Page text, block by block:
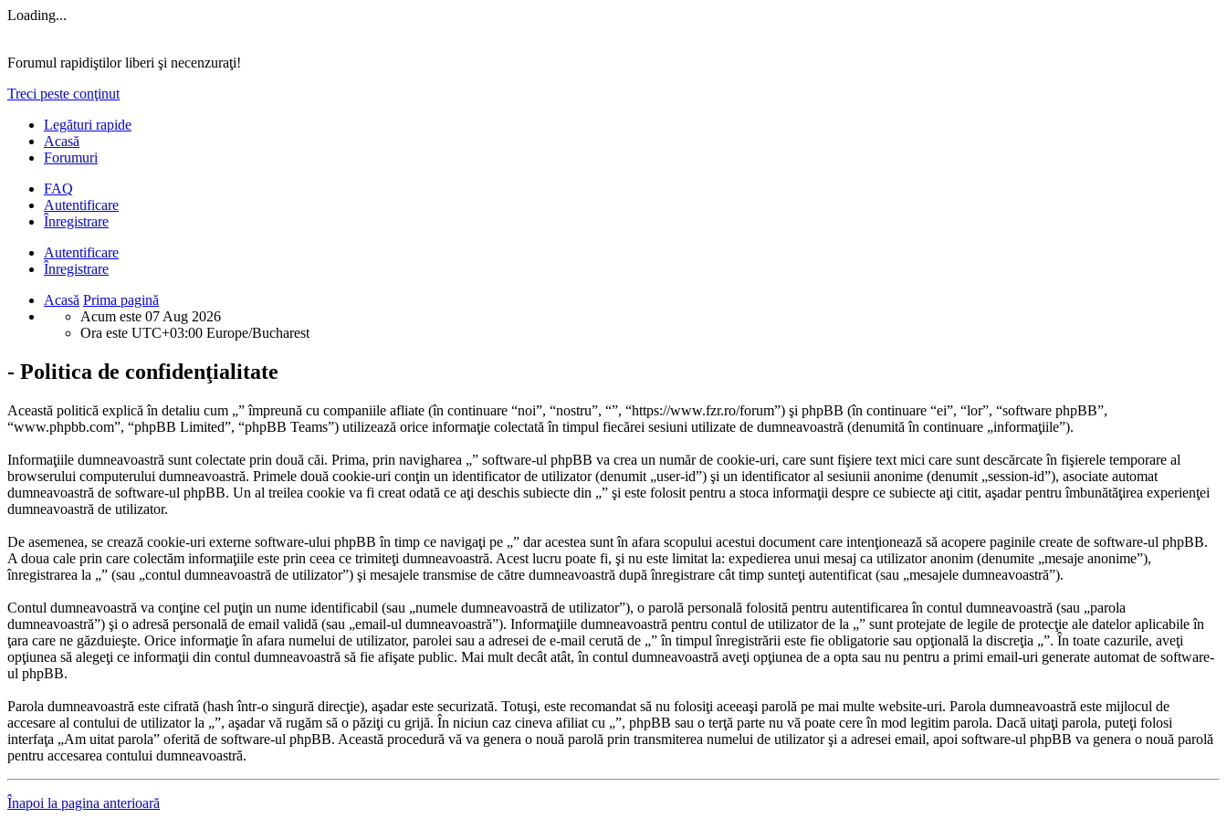
Loading...
Forumul rapidiştilor liberi şi necenzuraţi!
Treci peste conţinut
Legături rapide
Acasă
Forumuri
FAQ
Autentificare
Înregistrare
Autentificare
Înregistrare
Acasă Prima pagină
Acum este 07 Aug 2026
Ora este UTC+03:00 Europe/Bucharest
- Politica de confidenţialitate
Această politică explică în detaliu cum „” împreună cu companiile afliate (în continuare “noi”, “nostru”, “”, “https://www.fzr.ro/forum”) şi phpBB (în continuare “ei”, “lor”, “software phpBB”,
“www.phpbb.com”, “phpBB Limited”, “phpBB Teams”) utilizează orice informaţie colectată în timpul fiecărei sesiuni utilizate de dumneavoastră (denumită în continuare „informaţiile”).
Informaţiile dumneavoastră sunt colectate prin două căi. Prima, prin navigharea „” software-ul phpBB va crea un număr de cookie-uri, care sunt fişiere text mici care sunt descărcate în fişierele temporare al
browserului computerului dumneavoastră. Primele două cookie-uri conţin un identificator de utilizator (denumit „user-id”) şi un identificator al sesiunii anonime (denumit „session-id”), asociate automat
dumneavoastră de software-ul phpBB. Un al treilea cookie va fi creat odată ce aţi deschis subiecte din „” şi este folosit pentru a stoca informaţii despre ce subiecte aţi citit, aşadar pentru îmbunătăţirea experienţei
dumneavoastră de utilizator.
De asemenea, se crează cookie-uri externe software-ului phpBB în timp ce navigaţi pe „” dar acestea sunt în afara scopului acestui document care intenţionează să acopere paginile create de software-ul phpBB.
A doua cale prin care colectăm informaţiile este prin ceea ce trimiteţi dumneavoastră. Acest lucru poate fi, şi nu este limitat la: expedierea unui mesaj ca utilizator anonim (denumite „mesaje anonime”),
înregistrarea la „” (sau „contul dumneavoastră de utilizator”) şi mesajele transmise de către dumneavoastră după înregistrare cât timp sunteţi autentificat (sau „mesajele dumneavoastră”).
Contul dumneavoastră va conţine cel puţin un nume identificabil (sau „numele dumneavoastră de utilizator”), o parolă personală folosită pentru autentificarea în contul dumneavoastră (sau „parola
dumneavoastră”) şi o adresă personală de email validă (sau „email-ul dumneavoastră”). Informaţiile dumneavoastră pentru contul de utilizator de la „” sunt protejate de legile de protecţie ale datelor aplicabile în
ţara care ne găzduieşte. Orice informaţie în afara numelui de utilizator, parolei sau a adresei de e-mail cerută de „” în timpul înregistrării este fie obligatorie sau opţională la discreţia „”. În toate cazurile, aveţi
opţiunea să alegeţi ce informaţii din contul dumneavoastră să fie afişate public. Mai mult decât atât, în contul dumneavoastră aveţi opţiunea de a opta sau nu pentru a primi email-uri generate automat de software-
ul phpBB.
Parola dumneavoastră este cifrată (hash într-o singură direcţie), aşadar este securizată. Totuşi, este recomandat să nu folosiţi aceeaşi parolă pe mai multe website-uri. Parola dumneavoastră este mijlocul de
accesare al contului de utilizator la „”, aşadar vă rugăm să o păziţi cu grijă. În niciun caz cineva afiliat cu „”, phpBB sau o terţă parte nu vă poate cere în mod legitim parola. Dacă uitaţi parola, puteţi folosi
interfaţa „Am uitat parola” oferită de software-ul phpBB. Această procedură vă va genera o nouă parolă prin transmiterea numelui de utilizator şi a adresei email, apoi software-ul phpBB va genera o nouă parolă
pentru accesarea contului dumneavoastră.
Înapoi la pagina anterioară